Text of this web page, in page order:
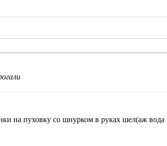
на пуховку со шнурком в руках шел(аж вода